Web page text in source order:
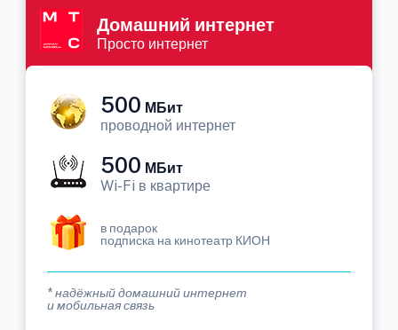
Домашний интернет
Просто интернет
500 МБит
проводной интернет
500 МБит
Wi-Fi в квартире
в подарок
подписка на кинотеатр КИОН
* надёжный домашний интернет
и мобильная связь